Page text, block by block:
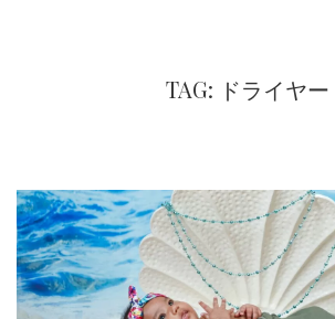
TAG: ドライヤー